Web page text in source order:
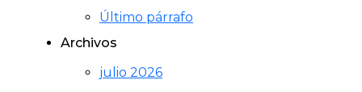
Último párrafo
Archivos
julio 2026